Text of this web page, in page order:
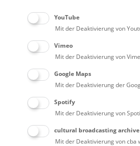
keine Ergebnisse. Dienstags ist
YouTube
Mit der Deaktivierung von
Vimeo
Mit der Deaktivierung von
Google Maps
Mit der Deaktivierung der
Spotify
Mit der Deaktivierung von
cultural broadcasting archive
Mit der Deaktivierung von cba